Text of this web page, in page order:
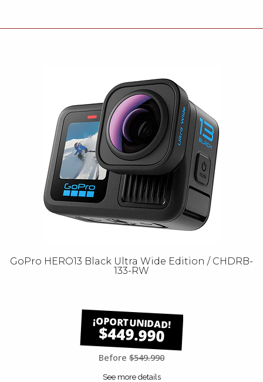
GoPro HERO13 Black Ultra Wide Edition / CHDRB-
133-RW
$449.990
Before $549.990
See more details